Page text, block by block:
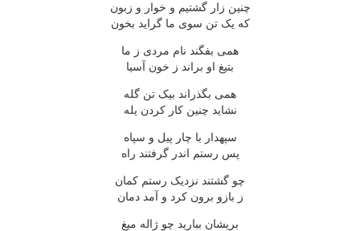
چنین زار گشتیم و خوار و زبون
که یک تن سوی ما گراید بخون
همی بفگند نام مردی ز ما
بتیغ او براند ز خون آسیا
همی بگذراند بیک تن گله
نشاید چنین کار کردن یله
سپهدار با چار پیل و سپاه
پس رستم اندر گرفتند راه
چو گشتند نزدیک رستم کمان
ز بازو برون کرد و آمد دمان
بریشان ببارید چو ژاله میغ